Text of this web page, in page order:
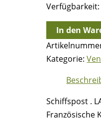
Verfügbarkeit:
4.7.1873
-
FORWARDER
=>
In den
Kategorie:
Schiffspost .
Französische